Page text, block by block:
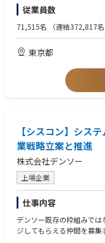
＜詳細＞
以下３職種を募集しており
す.
職種①DCMの製品企画、プ
職種③DCMのミドルウェ
＜WANT＞
・車載ECU企画、開発にお
求仕様開発、製品評価のい
・通信モジュール、チッ
ア開発、製品評価のいず
・上記開発におけるチー
＜MUST＞
・情報通信に関わるデバイ
・上記開発経験における要
＜WANT＞
・車載ECU開発における要
・ゲートウェイ、ルータ、
求仕様開発、製品評価のい
・ゲートウェイ、ルータ
トワーク設計、評価の経験
従業員数
71,515名 （連結372,817
東京都
【シスコン】シス
業戦略立案と推進
株式会社デンソー
上場企業
仕事内容
デンソー既存の枠組みで
ジしてもらえる仲間を募集